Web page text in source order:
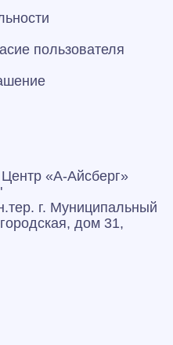
пользователя
«А‑Айсберг»
г. Муниципальный
дом 31,